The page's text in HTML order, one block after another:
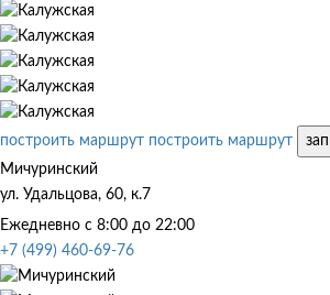
построить маршрут построить маршрут
Мичуринский
ул. Удальцова, 60, к.7
Ежедневно с 8:00 до 22:00
+7 (499) 460-69-76